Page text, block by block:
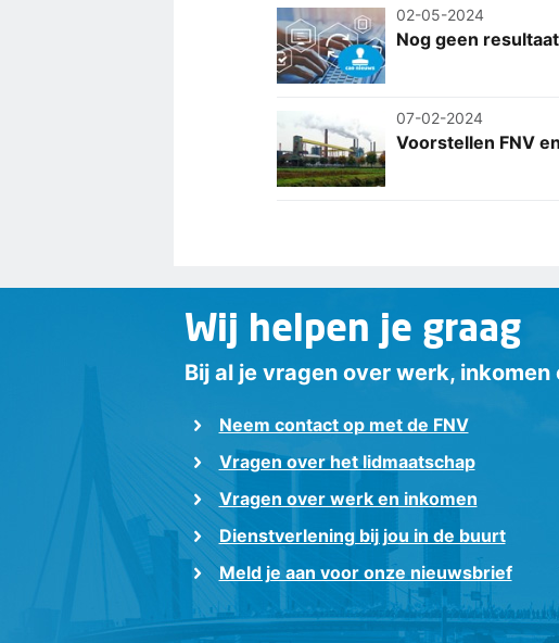
02-05-2024
Nog geen
07-02-2024
Voorstellen FNV
Wij helpen je graag
Bij al je vragen over werk,
Neem contact op met de FNV
Vragen over het lidmaatschap
Vragen over werk en inkomen
Dienstverlening bij jou in de buurt
Meld je aan voor onze nieuwsbrief